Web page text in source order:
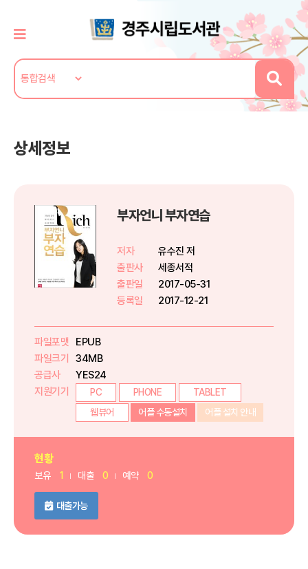
상세정보
부자언니 부자연습
저자
유수진 저
출판사
세종서적
출판일
2017-05-31
등록일
2017-12-21
파일포맷
EPUB
파일크기
34MB
공급사
YES24
지원기기
PC PHONE
TABLET
웹뷰어
어플 수동설치 어플 설치 안내
현황
보유 1 대출 0 예약 0
대출가능